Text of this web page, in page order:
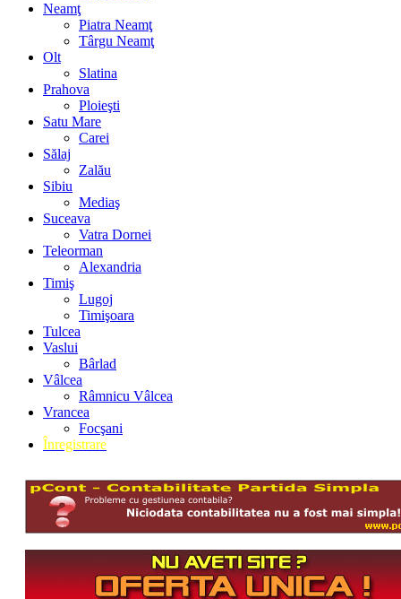
Neamţ
Piatra Neamţ
Târgu Neamţ
Olt
Slatina
Prahova
Ploieşti
Satu Mare
Carei
Sălaj
Zalău
Sibiu
Mediaş
Suceava
Vatra Dornei
Teleorman
Alexandria
Timiş
Lugoj
Timişoara
Tulcea
Vaslui
Bârlad
Vâlcea
Râmnicu Vâlcea
Vrancea
Focşani
Înregistrare